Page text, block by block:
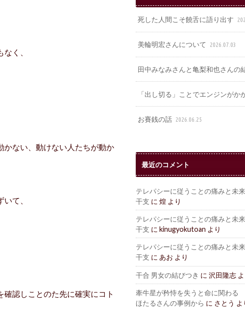
く、
かない、動けない人たちが動か
て、
確認しことのた先に確実にコト
死した人間こそ饒舌に語り出す
美輪明宏さんについて 2026.07.03
田中みなみさんと亀梨和也さんの
「出し切る」ことでエンジンがか
お賽銭の話 2026.06.25
最近のコメント
テレパシーに従うことの痛みと未
干支 に 煌 より
テレパシーに従うことの痛みと未
干支 に kinugyokutoan より
テレパシーに従うことの痛みと未
干支 に あお より
干合 男女の結びつき に 沢田隆志
牽牛星が矜恃を失うと命に関わる
ほたるさんの事例から に さとう よ